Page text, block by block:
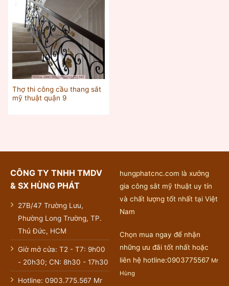
Thợ thi công cầu thang sắt
mỹ thuật quận 9
CÔNG TY TNHH TMDV
& SX HÙNG PHÁT
27B/47 Trường Lưu,
Phường Long Trường, TP.
Thủ Đức, HCM
Giờ mở cửa: T2 - T7: 9h00
- 20h30; CN: 8h30 - 17h30
Hotline: 0903.775.567 Mr
hungphatcnc.com là xưởng
gia công sắt mỹ thuật uy tín
và chất lượng tốt nhất tại Việt
Nam
Chọn mua ngay để nhận
những ưu đãi tốt nhất hoặc
liên hệ hotline:0903775567 Mr
Hùng